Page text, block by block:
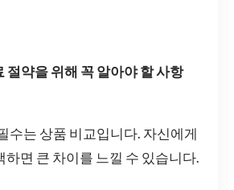
절약을 위해 꼭 알아야 할 사항
수는 상품 비교입니다. 자신에게
하면 큰 차이를 느낄 수 있습니다.